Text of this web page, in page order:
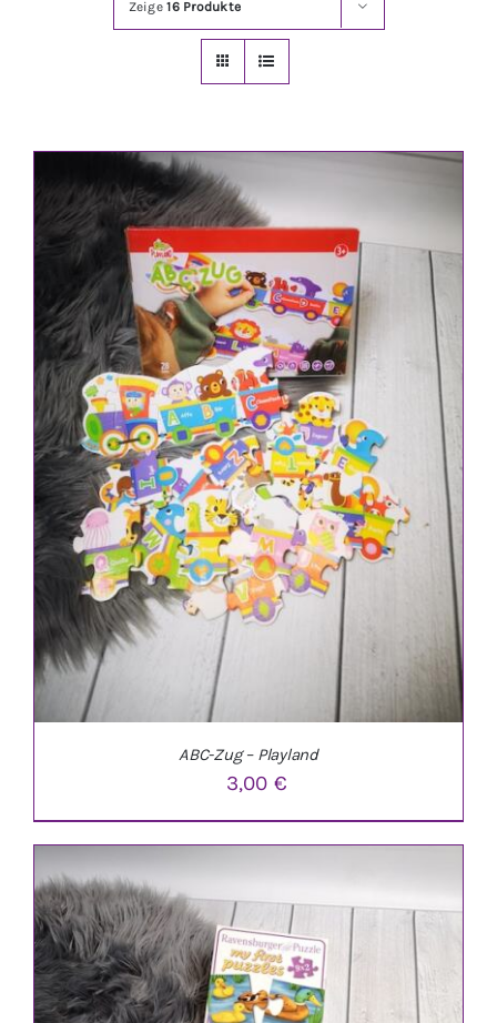
Accesoires
Schuhe / Socken
Spielzeug
Babyausstattung
Krims Krams
Zeige16 Produkte
IN DEN WARENKORB / DETAILS
ABC-Zug – Playland
3,00€